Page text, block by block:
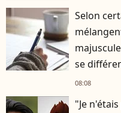
Selon
se
08:08
"Je